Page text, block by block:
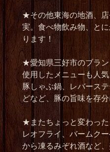
★その他東海の地酒、
実。食べ物飲み物、と
ります！
★愛知県三好市のブラ
使用したメニューも人
豚しゃぶ鍋、レバース
どなど、豚の旨味を存
★またちょっと変わっ
レオフライ、バームク
から凍るみぞれ酒など